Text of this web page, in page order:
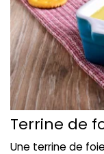
Terrine de
Une terrine de